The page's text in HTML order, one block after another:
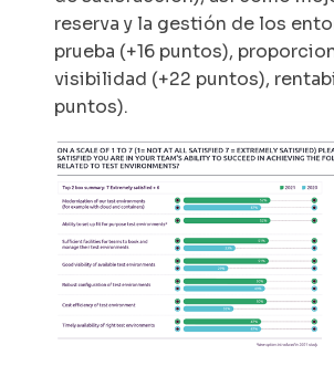
reserva y la gestión de los
prueba (+16 puntos),
visibilidad (+22 puntos),
puntos).